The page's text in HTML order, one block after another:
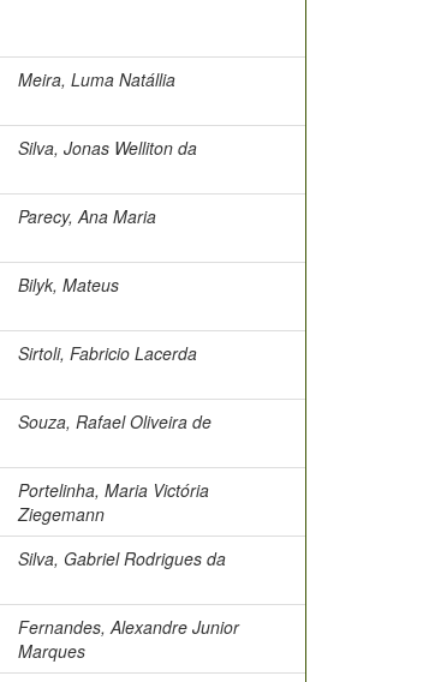
Meira, Luma Natállia
Silva, Jonas Welliton da
Parecy, Ana Maria
Bilyk, Mateus
Sirtoli, Fabricio Lacerda
Souza, Rafael Oliveira de
Portelinha, Maria Victória
Ziegemann
Silva, Gabriel Rodrigues da
Fernandes, Alexandre Junior
Marques